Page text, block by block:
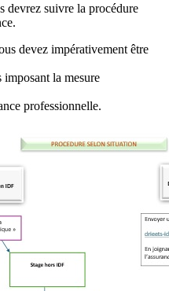
devrez suivre la procédure
devez impérativement être
la mesure
professionnelle.